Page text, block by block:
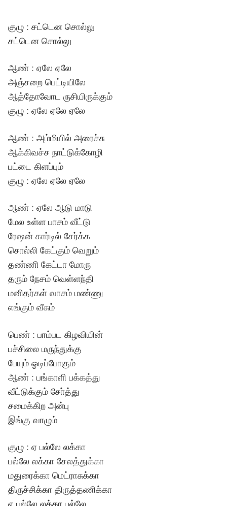
குழு : சட்டென சொல்லு
சட்டென சொல்லு
ஆண் : ஏலே ஏலே
அஞ்சறை பெட்டியிலே
ஆத்தோவோட ருசியிருக்கும்
குழு : ஏலே ஏலே ஏலே
ஆண் : அம்மியில் அரைச்சு
ஆக்கிவச்ச நாட்டுக்கோழி
பட்டை கிளப்பும்
குழு : ஏலே ஏலே ஏலே
ஆண் : ஏலே ஆடு மாடு
மேல உள்ள பாசம் வீட்டு
ரேஷன் கார்டில் சேர்க்க
சொல்லி கேட்கும் வெறும்
தண்ணி கேட்டா மோரு
தரும் நேசம் வெள்ளந்தி
மனிதர்கள் வாசம் மண்ணு
எங்கும் வீசும்
பெண் : பாம்பட கிழவியின்
பச்சிலை மருந்துக்கு
பேயும் ஓடிப்போகும்
ஆண் : பங்காளி பக்கத்து
வீட்டுக்கும் சோ்த்து
சமைக்கிற அன்பு
இங்கு வாழும்
குழு : ஏ பல்லே லக்கா
பல்லே லக்கா சேலத்துக்கா
மதுரைக்கா மெட்ராசுக்கா
திருச்சிக்கா திருத்தணிக்கா